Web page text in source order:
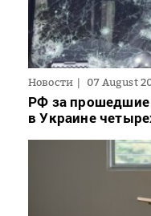
Новости 07 August
РФ за прошедшие
в Украине